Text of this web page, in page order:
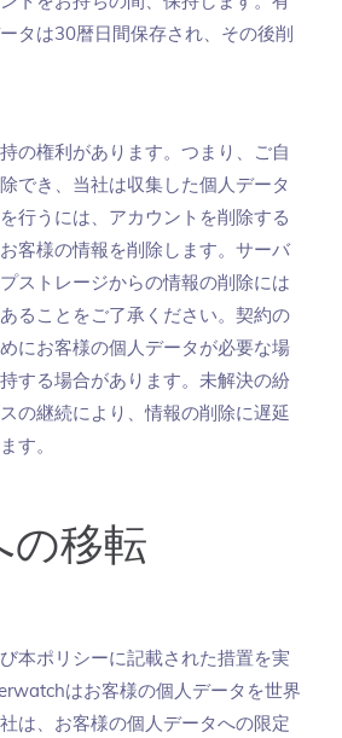
タは30暦日間保存され、その後削
の権利があります。つまり、ご自
でき、当社は収集した個人データ
行うには、アカウントを削除する
客様の情報を削除します。サーバ
ストレージからの情報の削除には
ることをご了承ください。契約の
にお客様の個人データが必要な場
する場合があります。未解決の紛
の継続により、情報の削除に遅延
す。
の移転
本ポリシーに記載された措置を実
はお客様の個人データを世界
は、お客様の個人データへの限定